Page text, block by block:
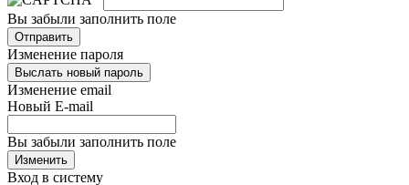
Вы забыли заполнить поле
Отправить
Изменение пароля
Выслать новый пароль
Изменение email
Новый E-mail
Вы забыли заполнить поле
Изменить
Вход в систему